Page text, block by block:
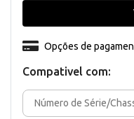
Compativel com:
Opções de